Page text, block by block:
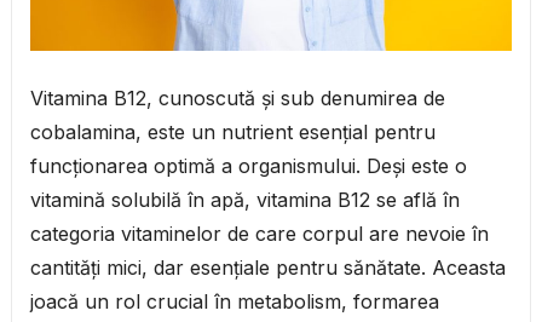
Vitamina B12, cunoscută și sub denumirea de
cobalamina, este un nutrient esențial pentru
funcționarea optimă a organismului. Deși este o
vitamină solubilă în apă, vitamina B12 se află în
categoria vitaminelor de care corpul are nevoie în
cantități mici, dar esențiale pentru sănătate. Aceasta
joacă un rol crucial în metabolism, formarea